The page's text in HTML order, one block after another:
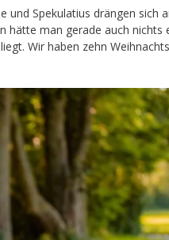
und Spekulatius drängen sich
hätte man gerade auch nichts
Wir haben zehn